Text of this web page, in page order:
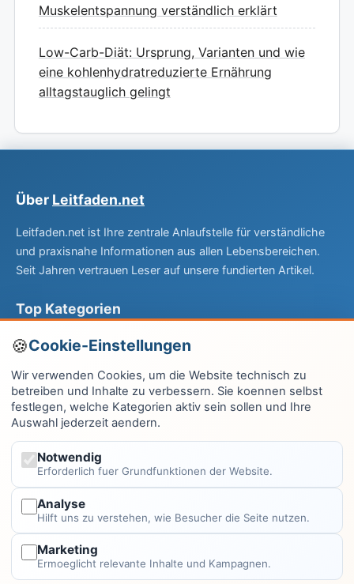
Muskelentspannung verständlich erklärt
Low-Carb-Diät: Ursprung, Varianten und wie
eine kohlenhydratreduzierte Ernährung
alltagstauglich gelingt
Über Leitfaden.net
Leitfaden.net ist Ihre zentrale Anlaufstelle für verständliche
und praxisnahe Informationen aus allen Lebensbereichen.
Seit Jahren vertrauen Leser auf unsere fundierten Artikel.
Top Kategorien
Computer & EDV
Haus & Garten
Fitness & Gesundheit
Wissen & Lernen
Finanzen
Rechtliches
Impressum
Cookie-Einstellungen
Wir verwenden Cookies, um die Website technisch zu
betreiben und Inhalte zu verbessern. Sie koennen selbst
festlegen, welche Kategorien aktiv sein sollen und Ihre
Auswahl jederzeit aendern.
Notwendig
Erforderlich fuer Grundfunktionen der Website.
Analyse
Hilft uns zu verstehen, wie Besucher die Seite nutzen.
Marketing
Ermoeglicht relevante Inhalte und Kampagnen.